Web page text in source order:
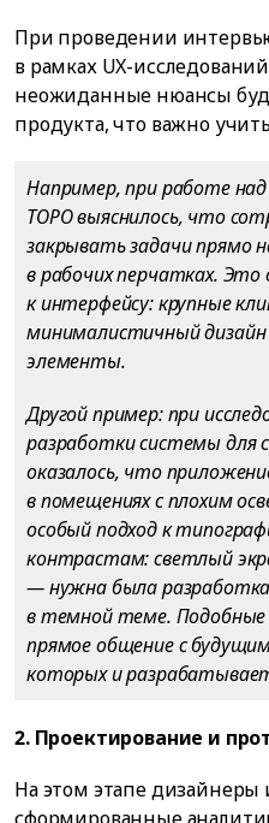
При проведении
в рамках UX-
неожиданные нюансы
продукта, что важно
Например, при работе
ТОРО выяснилось, что
закрывать задачи прямо
в рабочих перчатках.
к интерфейсу: крупные
минималистичный
элементы.
Другой пример: при
разработки системы для
оказалось, что
в помещениях с плохим
особый подход к
контрастам: светлый
— нужна была
в темной теме.
прямое общение с
которых и
2. Проектирование и
На этом этапе дизайнеры